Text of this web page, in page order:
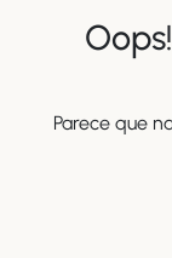
Parece que